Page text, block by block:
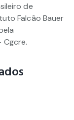
de
Falcão Bauer
Cgcre.